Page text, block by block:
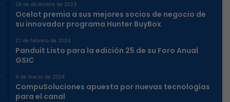
29 de diciembre de 2023
Ocelot premia a sus mejores socios de negocio de
su innovador programa Hunter BuyBox
21 de febrero de 2024
Panduit Listo para la edición 25 de su Foro Anual
GSIC
4 de marzo de 2024
CompuSoluciones apuesta por nuevas tecnologías
para el canal